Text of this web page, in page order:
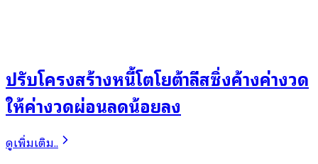
ปรับโครงสร้างหนี้โตโยต้าลีสซิ่งค้างค่างวด
ให้ค่างวดผ่อนลดน้อยลง
ดูเพิ่มเติม..